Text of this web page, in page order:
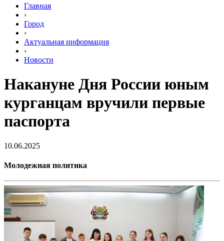
Главная
›
Город
›
Актуальная информация
›
Новости
Накануне Дня России юным
курганцам вручили первые
паспорта
10.06.2025
Молодежная политика